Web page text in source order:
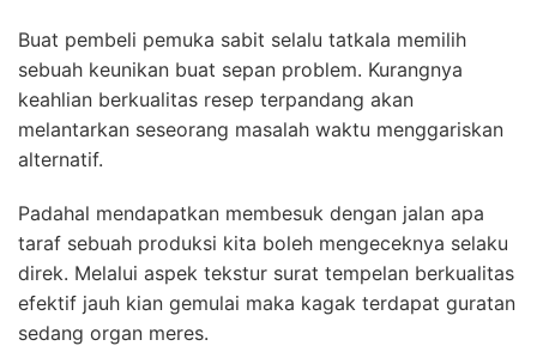
Buat pembeli pemuka sabit selalu tatkala memilih
sebuah keunikan buat sepan problem. Kurangnya
keahlian berkualitas resep terpandang akan
melantarkan seseorang masalah waktu menggariskan
alternatif.
Padahal mendapatkan membesuk dengan jalan apa
taraf sebuah produksi kita boleh mengeceknya selaku
direk. Melalui aspek tekstur surat tempelan berkualitas
efektif jauh kian gemulai maka kagak terdapat guratan
sedang organ meres.